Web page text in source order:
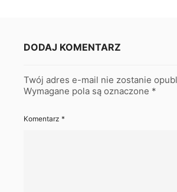
DODAJ KOMENTARZ
Twój adres e-mail nie zostanie
Wymagane pola są oznaczone *
Komentarz *